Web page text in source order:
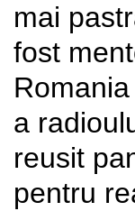
mai
fost
a
reusit
pentru